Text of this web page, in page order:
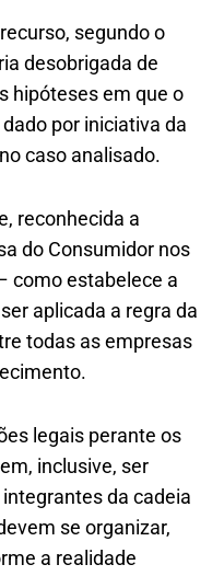
segundo o
desobrigada de
hipóteses em que o
por iniciativa da
caso analisado.
reconhecida a
do Consumidor nos
como estabelece a
aplicada a regra da
todas as empresas
legais perante os
inclusive, ser
da cadeia
se organizar,
a realidade